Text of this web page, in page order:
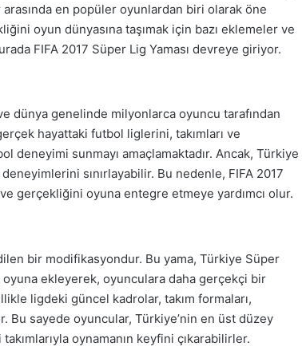
en popüler oyunlardan biri olarak öne
oyun dünyasına taşımak için bazı eklemeler ve
FIFA 2017 Süper Lig Yaması devreye giriyor.
dünya genelinde milyonlarca oyuncu tarafından
hayattaki futbol liglerini, takımları ve
deneyimi sunmayı amaçlamaktadır. Ancak, Türkiye
sınırlayabilir. Bu nedenle, FIFA 2017
gerçekliğini oyuna entegre etmeye yardımcı olur.
bir modifikasyondur. Bu yama, Türkiye Süper
oyuna ekleyerek, oyunculara daha gerçekçi bir
ligdeki güncel kadrolar, takım formaları,
Bu sayede oyuncular, Türkiye’nin en üst düzey
oynamanın keyfini çıkarabilirler.